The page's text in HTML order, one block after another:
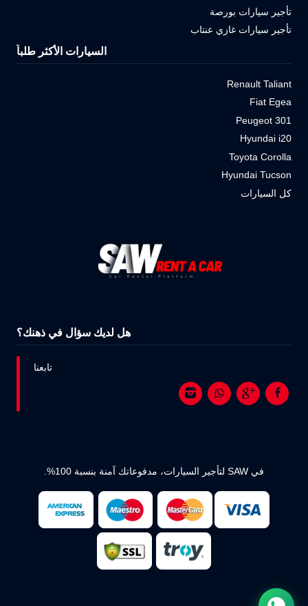
تأجير سيارات بورصة
تأجير سيارات غازي عنتاب
السيارات الأكثر طلباً
Renault Taliant
Fiat Egea
Peugeot 301
Hyundai i20
Toyota Corolla
Hyundai Tucson
كل السيارات
هل لديك سؤال في ذهنك؟
تابعنا
في SAW لتأجير السيارات، مدفوعاتك آمنة بنسبة 100%.